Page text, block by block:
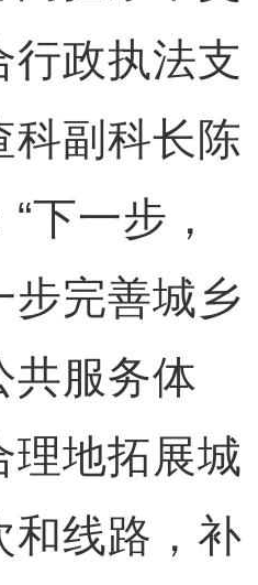
行政执法支
科副科长陈
下一步，
步完善城乡
共服务体
理地拓展城
和线路，补